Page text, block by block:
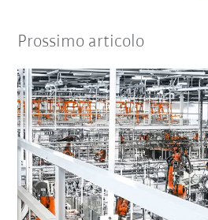
Prossimo articolo